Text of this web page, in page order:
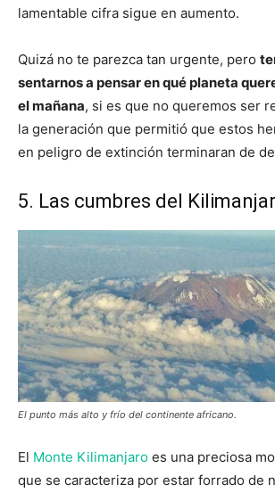
lamentable cifra sigue en aumento.
Quizá no te parezca tan urgente, pero
sentarnos a pensar en qué planeta
el mañana, si es que no queremos ser
la generación que permitió que estos
en peligro de extinción terminaran de
5. Las cumbres del
El punto más alto y frío del continente africano.
El Monte Kilimanjaro es una preciosa
que se caracteriza por estar forrado de